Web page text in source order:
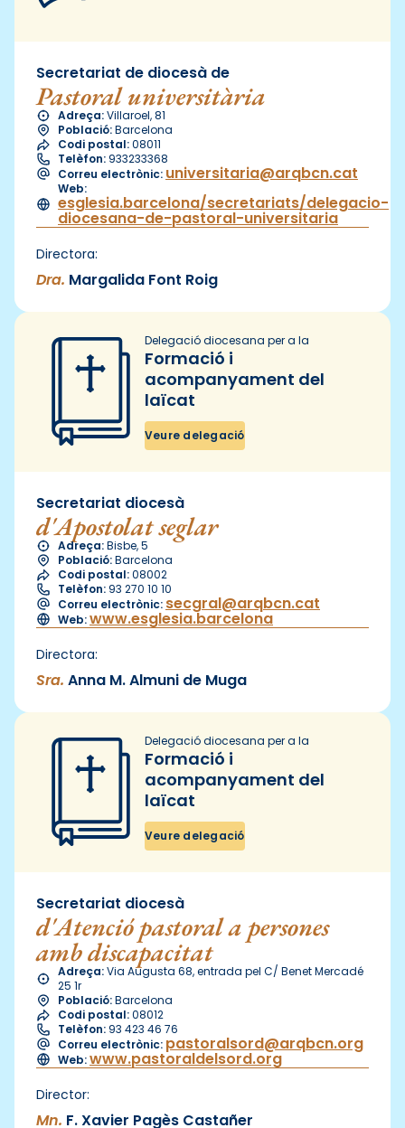
Secretariat de diocesà de
Pastoral universitària
Adreça:Villaroel, 81
Població:Barcelona
Codi postal:08011
Telèfon: 933233368
Correu electrònic: universitaria@arqbcn.cat
Web:
esglesia.barcelona/secretariats/delegacio-
diocesana-de-pastoral-universitaria
Directora:
Dra. Margalida Font Roig
Delegació diocesana per a la
Formació i
acompanyament del
laïcat
Veure delegació
Secretariat diocesà
d'Apostolat seglar
Adreça:Bisbe, 5
Població:Barcelona
Codi postal:08002
Telèfon: 93 270 10 10
Correu electrònic: secgral@arqbcn.cat
Web:www.esglesia.barcelona
Directora:
Sra. Anna M. Almuni de Muga
Delegació diocesana per a la
Formació i
acompanyament del
laïcat
Veure delegació
Secretariat diocesà
d'Atenció pastoral a persones
amb discapacitat
Adreça:Via Augusta 68, entrada pel C/ Benet Mercadé
25 1r
Població:Barcelona
Codi postal:08012
Telèfon: 93 423 46 76
Correu electrònic: pastoralsord@arqbcn.org
Web:www.pastoraldelsord.org
Director:
Mn. F. Xavier Pagès Castañer